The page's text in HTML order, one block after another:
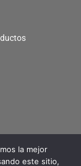
la mejor
este sitio,